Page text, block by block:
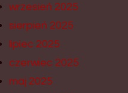
wrzesień 2025
sierpień 2025
lipiec 2025
czerwiec 2025
maj 2025